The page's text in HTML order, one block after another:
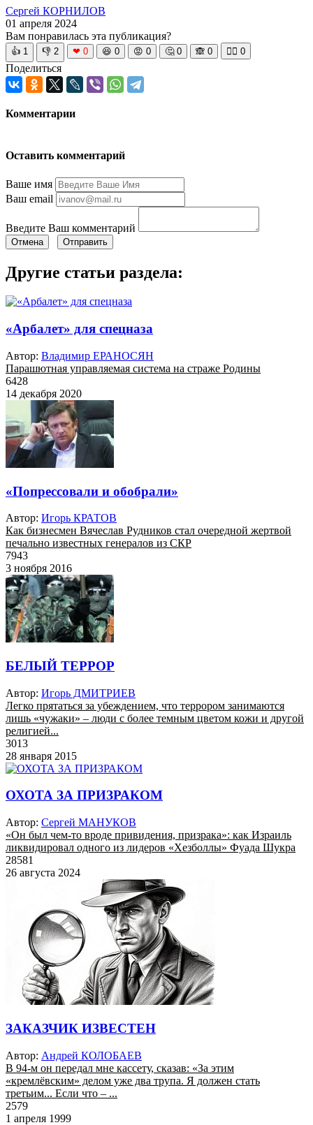
Сергей КОРНИЛОВ
01 апреля 2024
Вам понравилась эта публикация?
👍 1 👎 2 ❤ 0 😆 0 😡 0 🤔 0 🙈 0 🧘‍♀️ 0
Поделиться
Комментарии
Оставить комментарий
Ваше имя
Ваш email
Введите Ваш комментарий
Отмена Отправить
Другие статьи раздела:
«Арбалет» для спецназа
Автор: Владимир ЕРАНОСЯН
Парашютная управляемая система на страже Родины
6428
14 декабря 2020
«Попрессовали и обобрали»
Автор: Игорь КРАТОВ
Как бизнесмен Вячеслав Рудников стал очередной жертвой
печально известных генералов из СКР
7943
3 ноября 2016
БЕЛЫЙ ТЕРРОР
Автор: Игорь ДМИТРИЕВ
Легко прятаться за убеждением, что террором занимаются
лишь «чужаки» – люди с более темным цветом кожи и другой
религией...
3013
28 января 2015
ОХОТА ЗА ПРИЗРАКОМ
Автор: Сергей МАНУКОВ
«Он был чем-то вроде привидения, призрака»: как Израиль
ликвидировал одного из лидеров «Хезболлы» Фуада Шукра
28581
26 августа 2024
ЗАКАЗЧИК ИЗВЕСТЕН
Автор: Андрей КОЛОБАЕВ
В 94-м он передал мне кассету, сказав: «За этим
«кремлёвским» делом уже два трупа. Я должен стать
третьим... Если что – ...
2579
1 апреля 1999